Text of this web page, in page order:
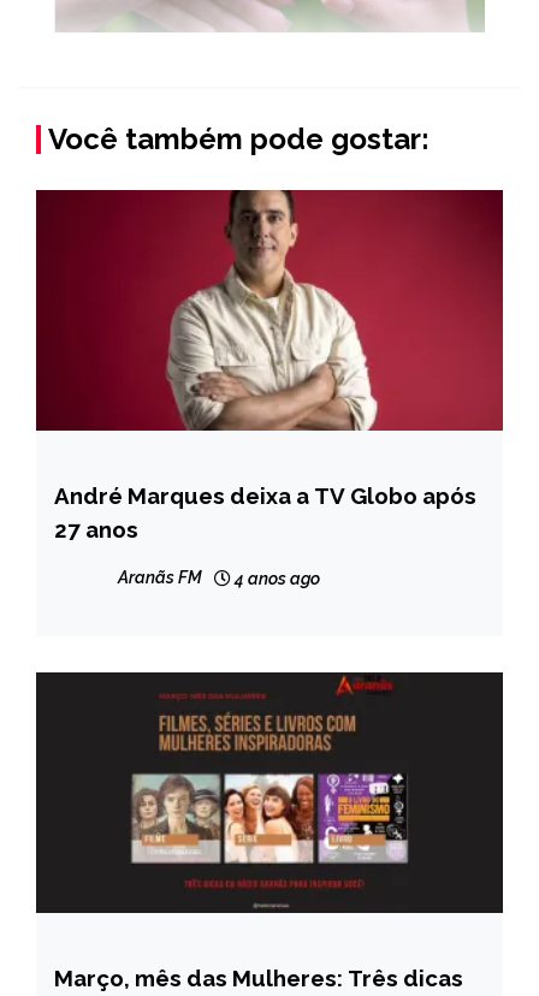
Você também pode gostar:
ENTRETENIMENTO
André Marques deixa a TV Globo após
27 anos
Aranãs FM 4 anos ago
ENTRETENIMENTO
Março, mês das Mulheres: Três dicas